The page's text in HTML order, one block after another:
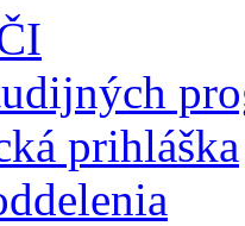
prihláška